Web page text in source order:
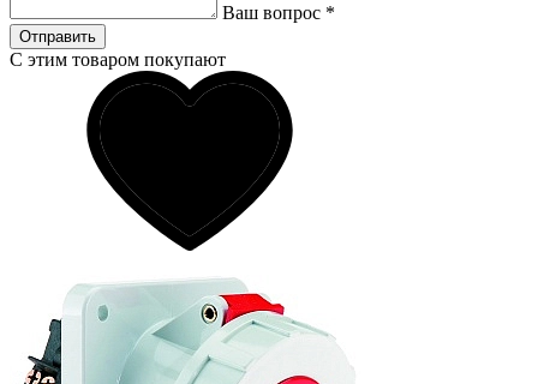
Ваш вопрос *
Отправить
С этим товаром покупают